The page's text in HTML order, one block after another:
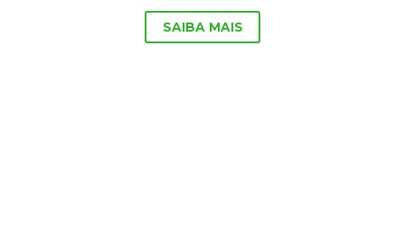
SAIBA MAIS